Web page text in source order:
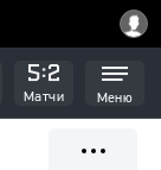
Матчи Меню